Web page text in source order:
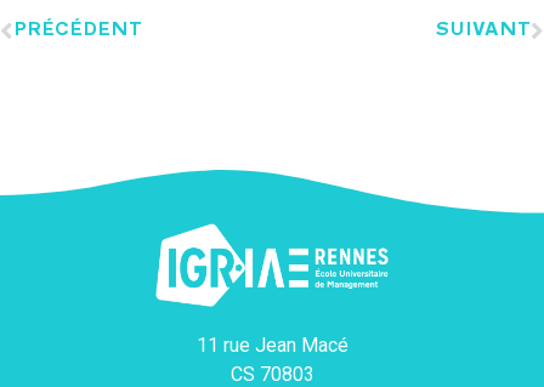
PRÉCÉDENT SUIVANT
11 rue Jean Macé
CS 70803